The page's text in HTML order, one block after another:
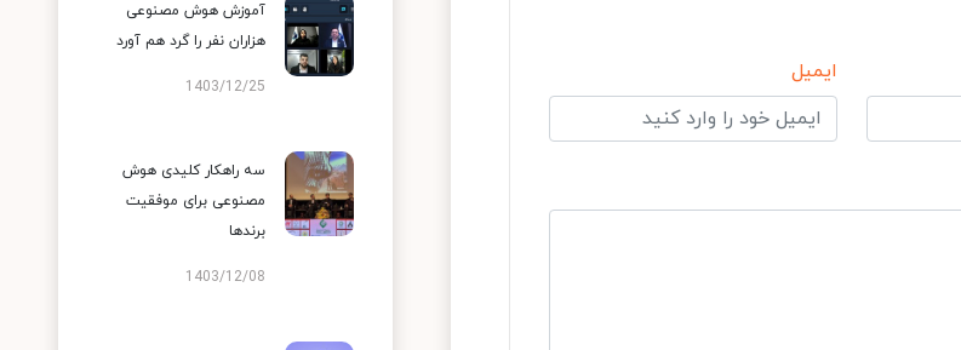
ایمیل
آموزش هوش مصنوعی
هزاران نفر را گرد هم آورد
1403/12/25
سه راهکار کلیدی هوش
مصنوعی برای موفقیت
برندها
1403/12/08